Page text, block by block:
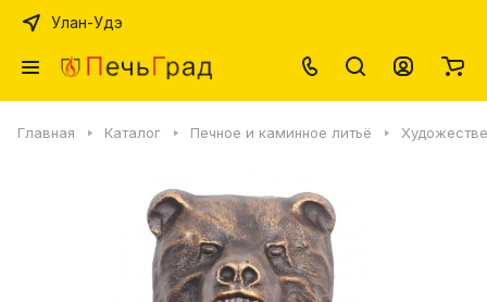
Улан-Удэ
Главная Каталог Печное и каминное литьё